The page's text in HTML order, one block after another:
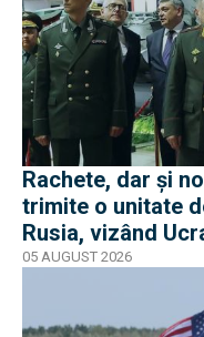
Rachete, dar și
trimite o unitate
Rusia, vizând
05 AUGUST 2026